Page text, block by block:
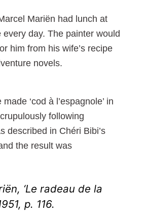
Mariën had lunch at
every day. The painter would
him from his wife’s recipe
novels.
‘cod à l’espagnole’ in
following
described in Chéri Bibi’s
the result was
‘Le radeau de la
p. 116.